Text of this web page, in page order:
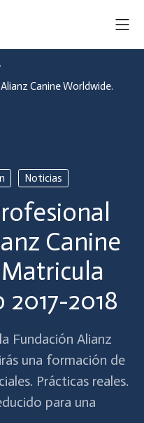
Canine Worldwide.
Noticias
Canine
2018
Fundación Alianz
una formación de
Prácticas reales.
para una